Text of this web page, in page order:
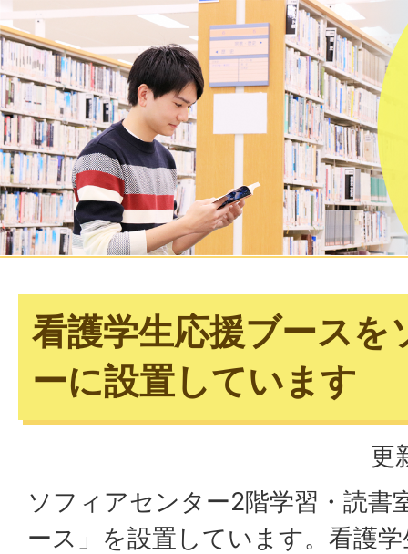
看護学生応援ブースを
ーに設置しています
更
ソフィアセンター2階学習・読書
ース」を設置しています。看護